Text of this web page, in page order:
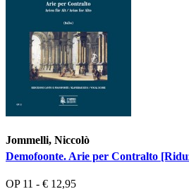
Jommelli, Niccolò
Demofoonte. Arie per Contralto
OP 11 - € 12,95